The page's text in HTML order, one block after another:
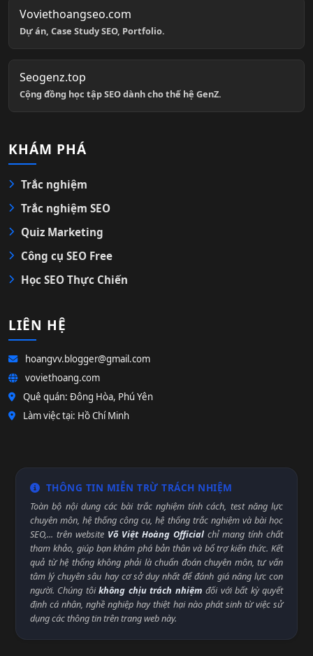
Voviethoangseo.com
Dự án, Case Study SEO, Portfolio.
Seogenz.top
Cộng đồng học tập SEO dành cho thế hệ GenZ.
KHÁM PHÁ
Trắc nghiệm
Trắc nghiệm SEO
Quiz Marketing
Công cụ SEO Free
Học SEO Thực Chiến
LIÊN HỆ
hoangvv.blogger@gmail.com
voviethoang.com
Quê quán: Đông Hòa, Phú Yên
Làm việc tại: Hồ Chí Minh
THÔNG TIN MIỄN TRỪ TRÁCH NHIỆM
Toàn bộ nội dung các bài trắc nghiệm tính cách, test năng lực
chuyên môn, hệ thống công cụ, hệ thống trắc nghiệm và bài học
SEO,... trên website Võ Việt Hoàng Official chỉ mang tính chất
tham khảo, giúp bạn khám phá bản thân và bổ trợ kiến thức. Kết
quả từ hệ thống không phải là chuẩn đoán chuyên môn, tư vấn
tâm lý chuyên sâu hay cơ sở duy nhất để đánh giá năng lực con
người. Chúng tôikhông chịu trách nhiệm đối với bất kỳ quyết
định cá nhân, nghề nghiệp hay thiệt hại nào phát sinh từ việc sử
dụng các thông tin trên trang web này.